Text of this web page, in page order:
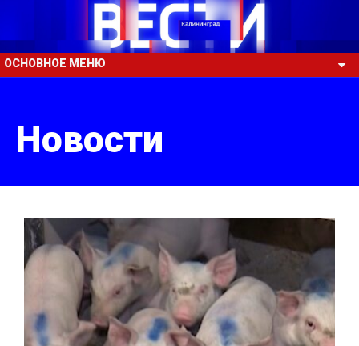
ОСНОВНОЕ МЕНЮ
Новости